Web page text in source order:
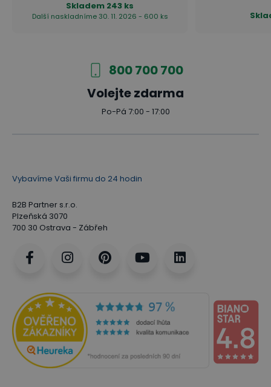
Skladem 243 ks
Další naskladníme 30. 11. 2026 - 600 ks
800 700 700
Volejte zdarma
Po-Pá 7:00 - 17:00
Vybavíme Vaši firmu do 24 hodin
B2B Partner s.r.o.
Plzeňská 3070
700 30 Ostrava - Zábřeh